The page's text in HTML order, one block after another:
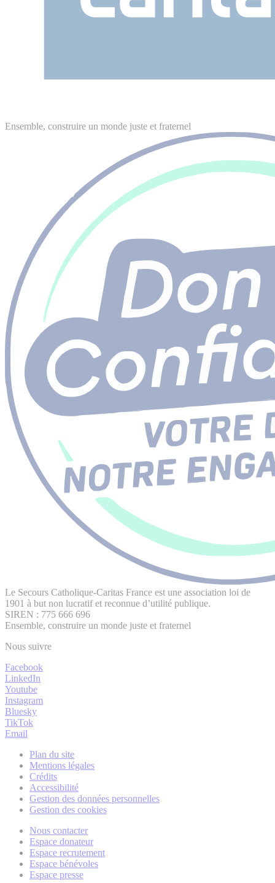
Ensemble, construire un monde juste et fraternel
Le Secours Catholique-Caritas France est une association loi de
1901 à but non lucratif et reconnue d’utilité publique.
SIREN : 775 666 696
Ensemble, construire un monde juste et fraternel
Nous suivre
Facebook
LinkedIn
Youtube
Instagram
Bluesky
TikTok
Email
Plan du site
Mentions légales
Crédits
Accessibilité
Gestion des données personnelles
Gestion des cookies
Nous contacter
Espace donateur
Espace recrutement
Espace bénévoles
Espace presse